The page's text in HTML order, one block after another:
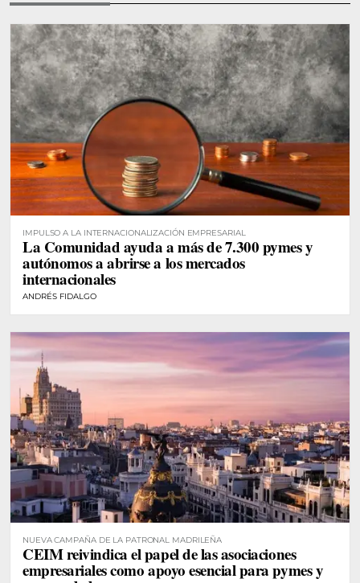
IMPULSO A LA INTERNACIONALIZACIÓN EMPRESARIAL
La Comunidad ayuda a más de 7.300 pymes y
autónomos a abrirse a los mercados
internacionales
ANDRÉS FIDALGO
NUEVA CAMPAÑA DE LA PATRONAL MADRILEÑA
CEIM reivindica el papel de las asociaciones
empresariales como apoyo esencial para pymes y